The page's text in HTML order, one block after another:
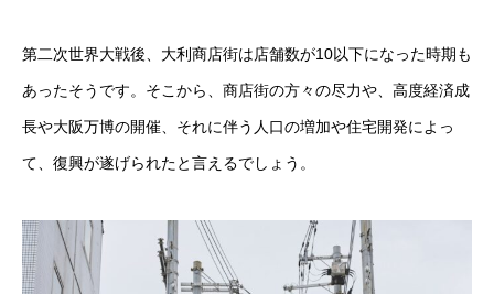
第二次世界大戦後、大利商店街は店舗数が10以下になった時期も
あったそうです。そこから、商店街の方々の尽力や、高度経済成
長や大阪万博の開催、それに伴う人口の増加や住宅開発によっ
て、復興が遂げられたと言えるでしょう。